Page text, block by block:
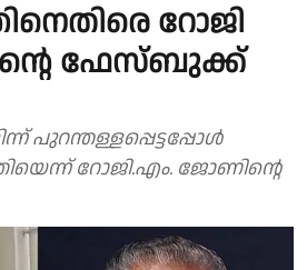
റോജി
ഫേസ്ബുക്ക്
പുറന്തള്ളപ്പെട്ടപ്പോൾ
റോജി.എം. ജോണിൻ്റെ